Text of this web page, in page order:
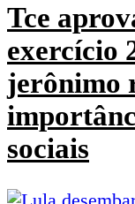
Tce
exercício
jerônimo
sociais